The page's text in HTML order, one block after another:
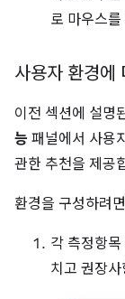
로 마우스
사용자 환경에
이전 섹션에 설명
능 패널에서 사용
관한 추천을 제공
환경을 구성하려
각 측정항목
치고 권장